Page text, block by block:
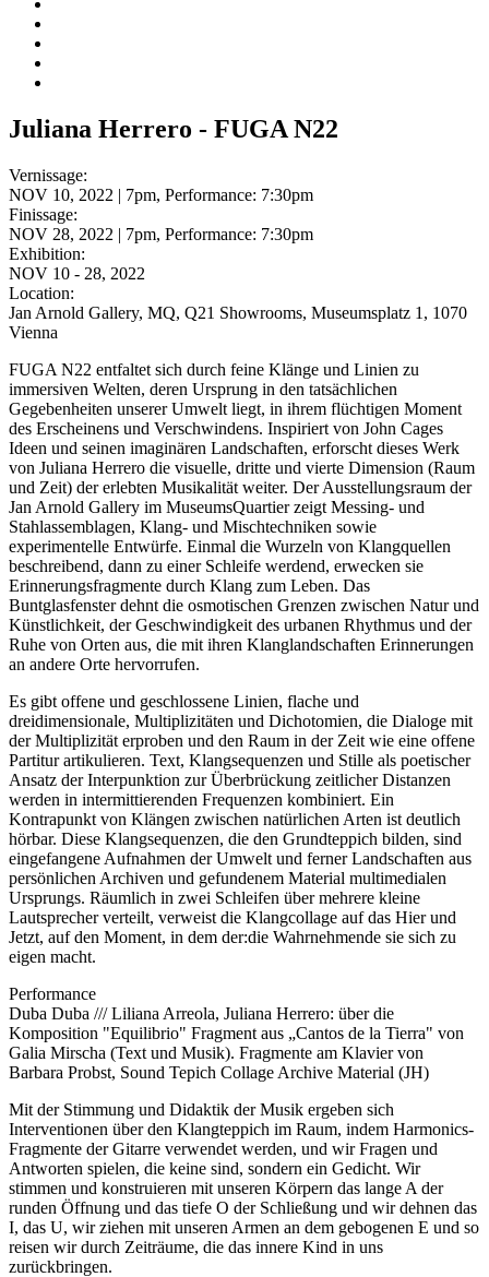
Juliana Herrero - FUGA N22
Vernissage:
NOV 10, 2022 | 7pm, Performance: 7:30pm
Finissage:
NOV 28, 2022 | 7pm, Performance: 7:30pm
Exhibition:
NOV 10 - 28, 2022
Location:
Jan Arnold Gallery, MQ, Q21 Showrooms, Museumsplatz 1, 1070
Vienna
FUGA N22 entfaltet sich durch feine Klänge und Linien zu
immersiven Welten, deren Ursprung in den tatsächlichen
Gegebenheiten unserer Umwelt liegt, in ihrem flüchtigen Moment
des Erscheinens und Verschwindens. Inspiriert von John Cages
Ideen und seinen imaginären Landschaften, erforscht dieses Werk
von Juliana Herrero die visuelle, dritte und vierte Dimension (Raum
und Zeit) der erlebten Musikalität weiter. Der Ausstellungsraum der
Jan Arnold Gallery im MuseumsQuartier zeigt Messing- und
Stahlassemblagen, Klang- und Mischtechniken sowie
experimentelle Entwürfe. Einmal die Wurzeln von Klangquellen
beschreibend, dann zu einer Schleife werdend, erwecken sie
Erinnerungsfragmente durch Klang zum Leben. Das
Buntglasfenster dehnt die osmotischen Grenzen zwischen Natur und
Künstlichkeit, der Geschwindigkeit des urbanen Rhythmus und der
Ruhe von Orten aus, die mit ihren Klanglandschaften Erinnerungen
an andere Orte hervorrufen.
Es gibt offene und geschlossene Linien, flache und
dreidimensionale, Multiplizitäten und Dichotomien, die Dialoge mit
der Multiplizität erproben und den Raum in der Zeit wie eine offene
Partitur artikulieren. Text, Klangsequenzen und Stille als poetischer
Ansatz der Interpunktion zur Überbrückung zeitlicher Distanzen
werden in intermittierenden Frequenzen kombiniert. Ein
Kontrapunkt von Klängen zwischen natürlichen Arten ist deutlich
hörbar. Diese Klangsequenzen, die den Grundteppich bilden, sind
eingefangene Aufnahmen der Umwelt und ferner Landschaften aus
persönlichen Archiven und gefundenem Material multimedialen
Ursprungs. Räumlich in zwei Schleifen über mehrere kleine
Lautsprecher verteilt, verweist die Klangcollage auf das Hier und
Jetzt, auf den Moment, in dem der:die Wahrnehmende sie sich zu
eigen macht.
Performance
Duba Duba /// Liliana Arreola, Juliana Herrero: über die
Komposition "Equilibrio" Fragment aus „Cantos de la Tierra" von
Galia Mirscha (Text und Musik). Fragmente am Klavier von
Barbara Probst, Sound Tepich Collage Archive Material (JH)
Mit der Stimmung und Didaktik der Musik ergeben sich
Interventionen über den Klangteppich im Raum, indem Harmonics-
Fragmente der Gitarre verwendet werden, und wir Fragen und
Antworten spielen, die keine sind, sondern ein Gedicht. Wir
stimmen und konstruieren mit unseren Körpern das lange A der
runden Öffnung und das tiefe O der Schließung und wir dehnen das
I, das U, wir ziehen mit unseren Armen an dem gebogenen E und so
reisen wir durch Zeiträume, die das innere Kind in uns
zurückbringen.